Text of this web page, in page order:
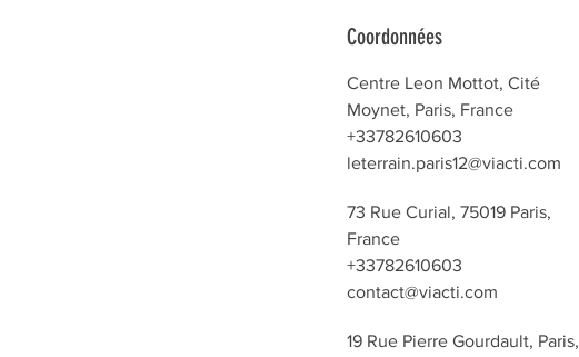
Coordonnées
Centre Leon Mottot, Cité
Moynet, Paris, France
+33782610603
leterrain.paris12@viacti.com
73 Rue Curial, 75019 Paris,
France
+33782610603
contact@viacti.com
19 Rue Pierre Gourdault, Paris,